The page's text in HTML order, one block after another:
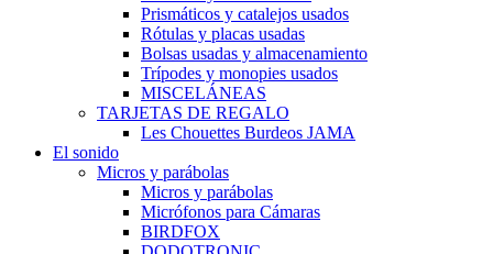
Prismáticos y catalejos usados
Rótulas y placas usadas
Bolsas usadas y almacenamiento
Trípodes y monopies usados
MISCELÁNEAS
TARJETAS DE REGALO
Les Chouettes Burdeos JAMA
El sonido
Micros y parábolas
Micros y parábolas
Micrófonos para Cámaras
BIRDFOX